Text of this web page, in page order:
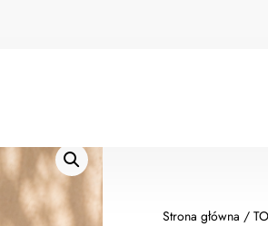
Strona główna /